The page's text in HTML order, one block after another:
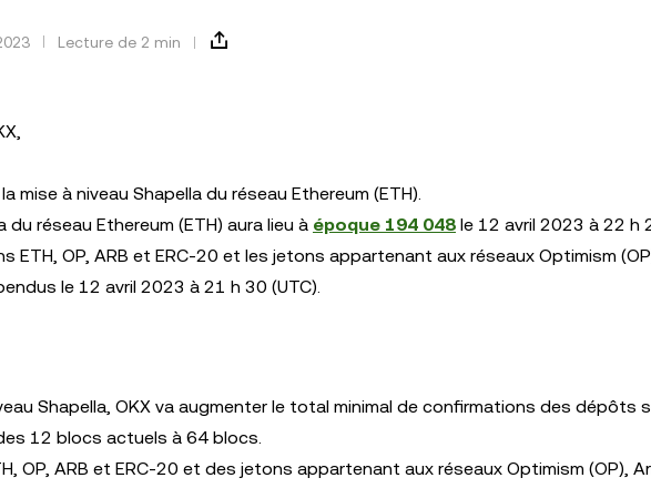
Lecture de 2 min
mise à niveau Shapella du réseau Ethereum (ETH).
du réseau Ethereum (ETH) aura lieu à époque 194 048 le 12 avril 2023 à 22 h
OP, ARB et ERC-20 et les jetons appartenant aux réseaux Optimism
le 12 avril 2023 à 21 h 30 (UTC).
Shapella, OKX va augmenter le total minimal de confirmations des dépôts
12 blocs actuels à 64 blocs.
OP, ARB et ERC-20 et des jetons appartenant aux réseaux Optimism (OP),